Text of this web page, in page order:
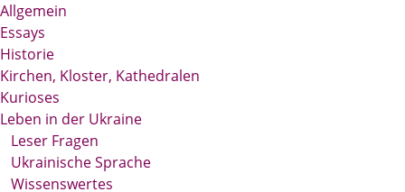
Allgemein
Essays
Historie
Kirchen, Kloster, Kathedralen
Kurioses
Leben in der Ukraine
Leser Fragen
Ukrainische Sprache
Wissenswertes